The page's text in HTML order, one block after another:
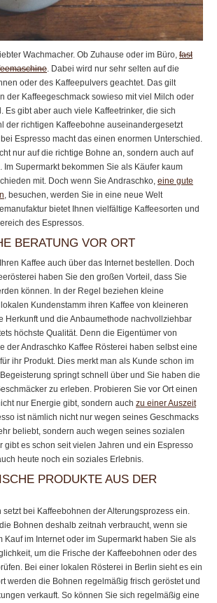
Wachmacher. Ob Zuhause oder im Büro, fast
. Dabei wird nur sehr selten auf die
oder des Kaffeepulvers geachtet. Das gilt
der Kaffeegeschmack sowieso mit viel Milch oder
Es gibt aber auch viele Kaffeetrinker, die sich
der richtigen Kaffeebohne auseinandergesetzt
Espresso macht das einen enormen Unterschied.
nur auf die richtige Bohne an, sondern auch auf
Supermarkt bekommen Sie als Käufer kaum
mit. Doch wenn Sie Andraschko, eine gute
, besuchen, werden Sie in eine neue Welt
bietet Ihnen vielfältige Kaffeesorten und
des Espressos.
BERATUNG VOR ORT
Kaffee auch über das Internet bestellen. Doch
haben Sie den großen Vorteil, dass Sie
können. In der Regel beziehen kleine
Kundenstamm ihren Kaffee von kleineren
Herkunft und die Anbaumethode nachvollziehbar
höchste Qualität. Denn die Eigentümer von
der Andraschko Kaffee Rösterei haben selbst eine
ihr Produkt. Dies merkt man als Kunde schon im
springt schnell über und Sie haben die
zu erleben. Probieren Sie vor Ort einen
nur Energie gibt, sondern auch zu einer Auszeit
ist nämlich nicht nur wegen seines Geschmacks
beliebt, sondern auch wegen seines sozialen
gibt es schon seit vielen Jahren und ein Espresso
heute noch ein soziales Erlebnis.
PRODUKTE AUS DER
setzt bei Kaffeebohnen der Alterungsprozess ein.
Bohnen deshalb zeitnah verbraucht, wenn sie
Kauf im Internet oder im Supermarkt haben Sie als
um die Frische der Kaffeebohnen oder des
Bei einer lokalen Rösterei in Berlin sieht es ein
werden die Bohnen regelmäßig frisch geröstet und
verkauft. So können Sie sich regelmäßig eine